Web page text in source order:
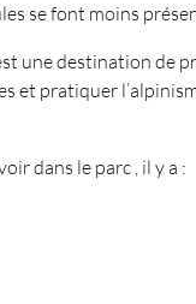
se font moins
une destination de
et pratiquer
dans le parc , il y a :